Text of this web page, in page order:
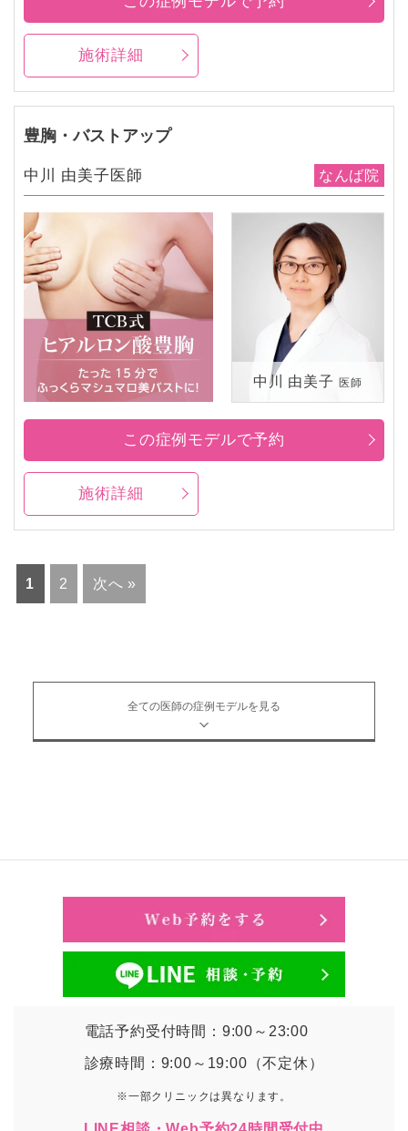
施術詳細
豊胸・バストアップ
中川 由美子医師 なんば院
中川 由美子 医師
施術詳細
この症例モデルで予約
1 2 次へ »
全ての医師の症例モデルを見る
電話予約受付時間：9:00～23:00
診療時間：9:00～19:00（不定休）
※一部クリニックは異なります。